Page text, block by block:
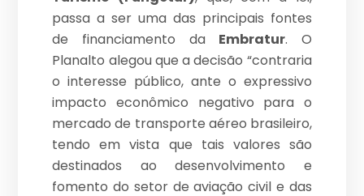
passa a ser uma das principais fontes
de financiamento da Embratur. O
Planalto alegou que a decisão “contraria
o interesse público, ante o expressivo
impacto econômico negativo para o
mercado de transporte aéreo brasileiro,
tendo em vista que tais valores são
destinados ao desenvolvimento e
fomento do setor de aviação civil e das